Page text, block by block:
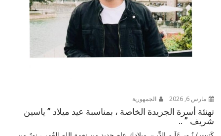
مارس 6, 2026 الجمهورية
تهنئة أسرة الجريدة الخاصة ، بمناسبة عيد ميلاد ” ياسين
شريف ” ..